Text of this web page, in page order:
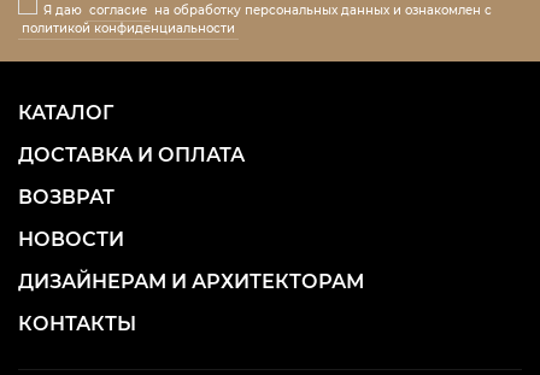
Я даю согласие на обработку персональных данных и ознакомлен с
политикой конфиденциальности
КАТАЛОГ
ДОСТАВКА И ОПЛАТА
ВОЗВРАТ
НОВОСТИ
ДИЗАЙНЕРАМ И АРХИТЕКТОРАМ
КОНТАКТЫ